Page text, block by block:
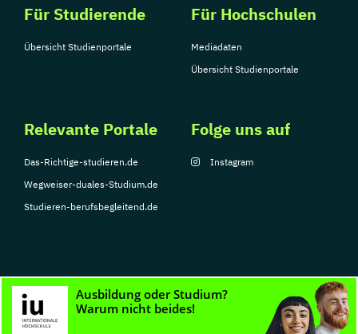
Für Studierende
Übersicht Studienportale
Für Hochschulen
Mediadaten
Übersicht Studienportale
Relevante Portale
Das-Richtige-studieren.de
Wegweiser-duales-Studium.de
Studieren-berufsbegleitend.de
Folge uns auf
Instagram
© Copyright 2026, TarGroup Media GmbH